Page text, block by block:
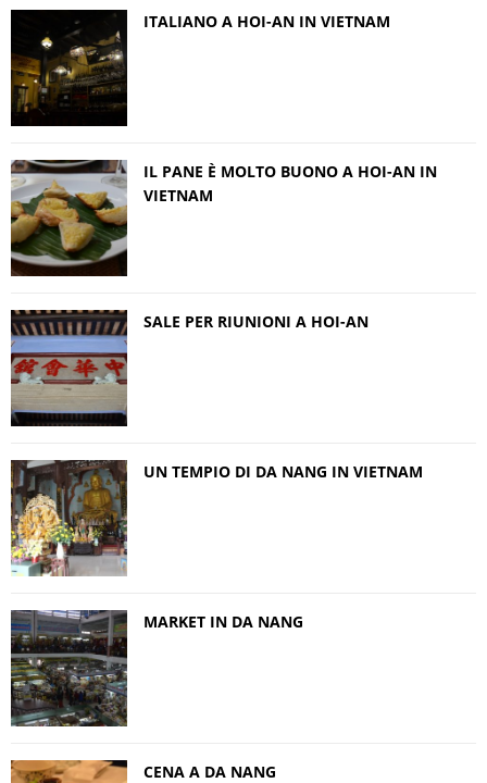
ITALIANO A HOI-AN IN VIETNAM
IL PANE È MOLTO BUONO A HOI-AN IN
VIETNAM
SALE PER RIUNIONI A HOI-AN
UN TEMPIO DI DA NANG IN VIETNAM
MARKET IN DA NANG
CENA A DA NANG